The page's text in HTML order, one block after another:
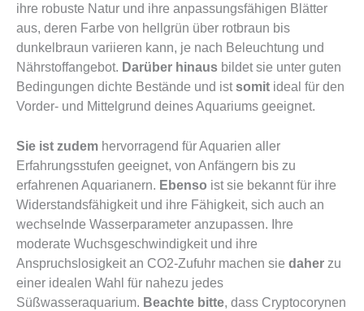
ihre robuste Natur und ihre anpassungsfähigen Blätter
aus, deren Farbe von hellgrün über rotbraun bis
dunkelbraun variieren kann, je nach Beleuchtung und
Nährstoffangebot. Darüber hinaus bildet sie unter guten
Bedingungen dichte Bestände und istsomit ideal für den
Vorder- und Mittelgrund deines Aquariums geeignet.
Sie ist zudem hervorragend für Aquarien aller
Erfahrungsstufen geeignet, von Anfängern bis zu
erfahrenen Aquarianern. Ebenso ist sie bekannt für ihre
Widerstandsfähigkeit und ihre Fähigkeit, sich auch an
wechselnde Wasserparameter anzupassen. Ihre
moderate Wuchsgeschwindigkeit und ihre
Anspruchslosigkeit an CO2-Zufuhr machen sie daher zu
einer idealen Wahl für nahezu jedes
Süßwasseraquarium. Beachte bitte, dass Cryptocorynen